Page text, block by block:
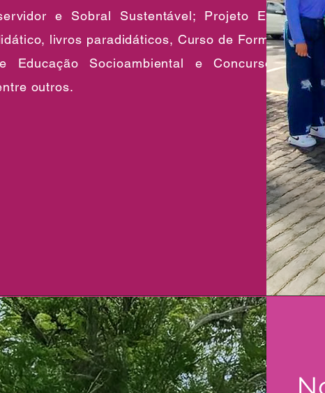
e Sobral Sustentável; Projeto Escola
livros paradidáticos, Curso de Formação
Educação Socioambiental e Concurso de
outros.